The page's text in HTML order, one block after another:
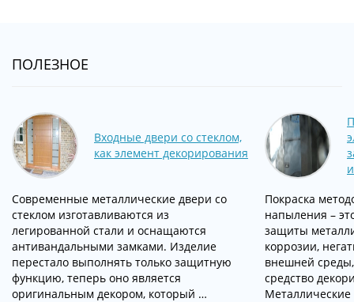
ПОЛЕЗНОЕ
Входные двери со стеклом,
как элемент декорирования
Современные металлические двери со
стеклом изготавливаются из
легированной стали и оснащаются
антивандальными замками. Изделие
перестало выполнять только защитную
функцию, теперь оно является
оригинальным декором, который …
Покраска
напыления –
защиты
коррозии,
внешней
средство